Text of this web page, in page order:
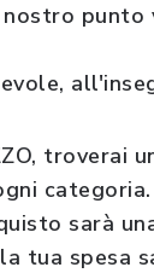
troverai
sarà
tua spesa